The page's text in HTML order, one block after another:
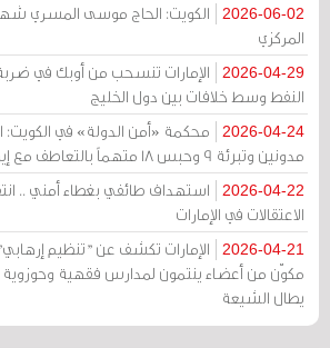
2026-06-02
الكويت: الحاج موسى المسري
المركزي
2026-04-29
الإمارات تنسحب من أوبك في
النفط وسط خلافات بين دول الخليج
2026-04-24
مدونين وتبرئة 9 وحبس 18 متهماً بالتعاطف مع إيران
2026-04-22
استهداف طائفي بغطاء أمني ..
الاعتقالات في الإمارات
2026-04-21
الإمارات تكشف عن "تنظيم إرهابي"
مكوّن من أعضاء ينتمون لمدارس فقهية
يطال الشيعة